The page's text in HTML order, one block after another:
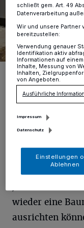
Zwei Jahre konnte die
Corona-Pandemie
vom 25. bis 27. März
empfangen zu können.
Foto: BaumessE GmbH/
„Wir freuen
wieder eine
ausrichten
schließt gem. Art. 49
Datenverarbeitung
Wir und unsere Partner
bereitzustellen:
Verwendung genauer
Identifikation aktiv
Informationen auf
Inhalte, Messung von
Inhalten,
von Angeboten.
Ausführliche
Impressum
Datenschutz
Einstellungen
Ablehnen